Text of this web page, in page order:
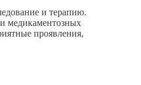
и терапию.
медикаментозных
проявления,